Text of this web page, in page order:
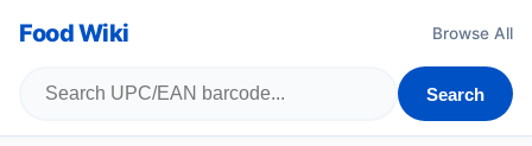
Food Wiki Browse All
Search